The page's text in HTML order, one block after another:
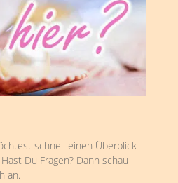
schnell einen Überblick
Du Fragen? Dann schau
an.